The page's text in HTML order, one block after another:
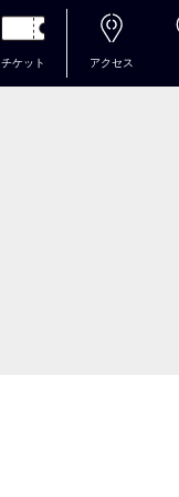
チケット アクセス